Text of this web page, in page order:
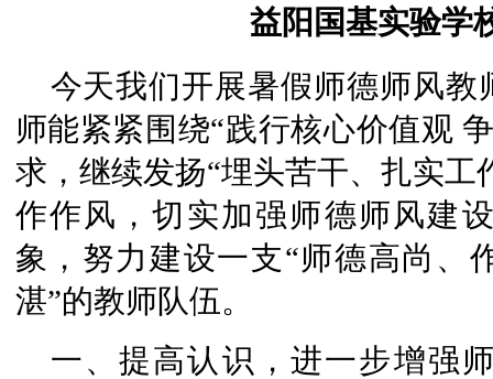
益阳国基实验学
今天我们开展暑假师德师风
师能紧紧围绕“践行核心价值观
求，继续发扬“埋头苦干、扎实
作作风，切实加强师德师风建
象，努力建设一支“师德高尚、
湛”的教师队伍。
一、提高认识，进一步增强